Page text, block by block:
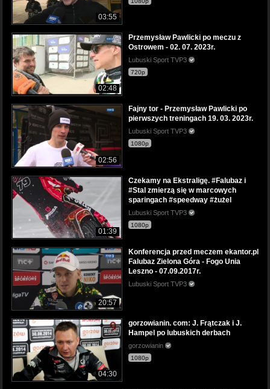
03:55
02:48
Przemysław Pawlicki po meczu z
Ostrowem - 02. 07. 2023r.
Lubuski Sport TVP3
720p
02:56
Fajny tor - Przemysław Pawlicki po
pierwszych treningach 19. 03. 2023r.
Lubuski Sport TVP3
1080p
01:39
Czekamy na Ekstraligę. #Falubaz i
#Stal zmierzą się w marcowych
sparingach #speedway #żużel
Lubuski Sport TVP3
1080p
20:57
Konferencja przed meczem ekantor.pl
Falubaz Zielona Góra - Fogo Unia
Leszno - 07.09.2017r.
Lubuski Sport TVP3
04:30
gorzowianin. com: J. Frątczak i J.
Hampel po lubuskich derbach
gorzowianin
1080p